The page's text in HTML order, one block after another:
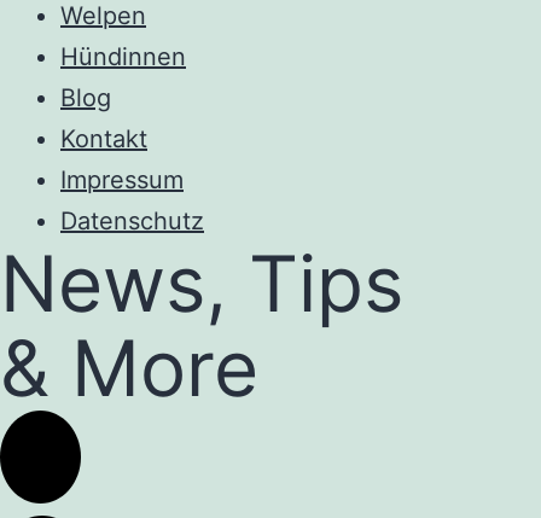
Welpen
Hündinnen
Blog
Kontakt
Impressum
Datenschutz
News, Tips
& More